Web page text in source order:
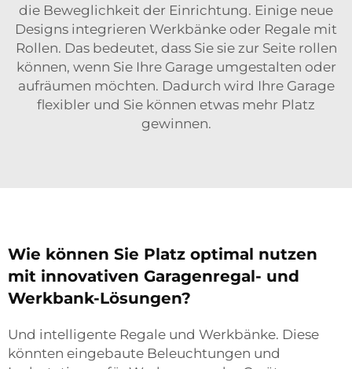
die Beweglichkeit der Einrichtung. Einige neue
Designs integrieren Werkbänke oder Regale mit
Rollen. Das bedeutet, dass Sie sie zur Seite rollen
können, wenn Sie Ihre Garage umgestalten oder
aufräumen möchten. Dadurch wird Ihre Garage
flexibler und Sie können etwas mehr Platz
gewinnen.
Wie können Sie Platz optimal nutzen
mit innovativen Garagenregal- und
Werkbank-Lösungen?
Und intelligente Regale und Werkbänke. Diese
könnten eingebaute Beleuchtungen und